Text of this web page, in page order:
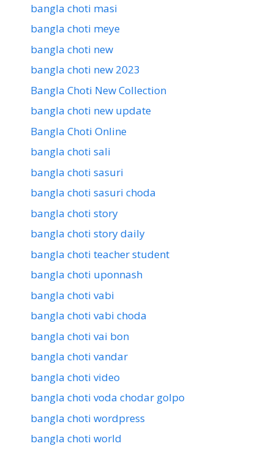
bangla choti masi
bangla choti meye
bangla choti new
bangla choti new 2023
Bangla Choti New Collection
bangla choti new update
Bangla Choti Online
bangla choti sali
bangla choti sasuri
bangla choti sasuri choda
bangla choti story
bangla choti story daily
bangla choti teacher student
bangla choti uponnash
bangla choti vabi
bangla choti vabi choda
bangla choti vai bon
bangla choti vandar
bangla choti video
bangla choti voda chodar golpo
bangla choti wordpress
bangla choti world